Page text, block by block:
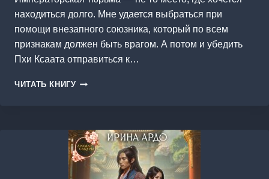
находиться долго. Мне удается выбраться при
помощи внезапного союзника, который по всем
признакам должен быть врагом. А потом и убедить
Пхи Ксаата отправиться к…
ЧИТАТЬ КНИГУ СОЙЛИНГ.